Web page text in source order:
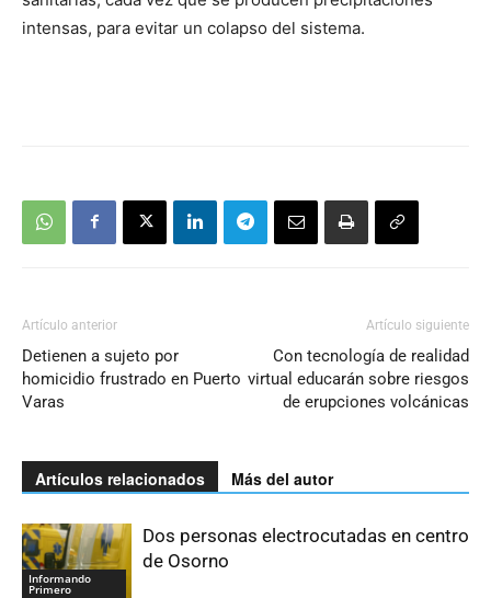
intensas, para evitar un colapso del sistema.
Artículo anterior
Detienen a sujeto por
homicidio frustrado en Puerto
Varas
Artículo siguiente
Con tecnología de realidad
virtual educarán sobre riesgos
de erupciones volcánicas
Artículos relacionados Más del autor
Informando
Primero
Dos personas electrocutadas en centro
de Osorno